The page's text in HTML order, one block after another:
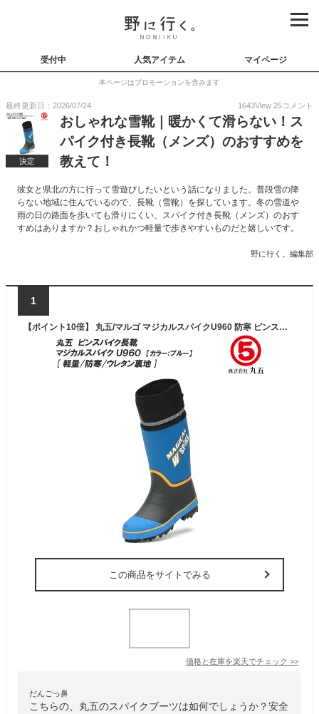
受付中 人気アイテム マイページ
本ページはプロモーションを含みます
最終更新日：2026/07/24 1643View 25コメント
決定
おしゃれな雪靴｜暖かくて滑らない！ス
パイク付き長靴（メンズ）のおすすめを
教えて！
彼女と県北の方に行って雪遊びしたいという話になりました。普段雪の降
らない地域に住んでいるので、長靴（雪靴）を探しています。冬の雪道や
雨の日の路面を歩いても滑りにくい、スパイク付き長靴（メンズ）のおす
すめはありますか？おしゃれかつ軽量で歩きやすいものだと嬉しいです。
野に行く。編集部
1
【ポイント10倍】 丸五/マルゴ マジカルスパイクU960 防寒 ピンスパイク付き メンズ/レディース レインブーツ/長靴/ラバーブーツ/ウレタン裏地 [ 山林業/法面作業/傾斜地/凍結路面/土木作業/フィッシング/魚釣り/渓流釣り/農業 ] 【10P03Dec16】【RCP】
この商品をサイトでみる
価格と在庫を楽天でチェック >>
だんごっ鼻
こちらの、丸五のスパイクブーツは如何でしょうか？安全